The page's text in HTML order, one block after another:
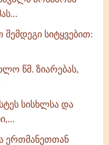
შემდეგი სიტყვებით:
წმ. ზიარებას,
სისხლსა და
ერთმანეთთან